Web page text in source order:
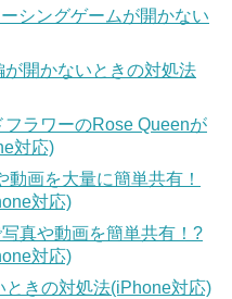
シングゲームが開かない
開かないときの対処法
ラワーのRose Queenが
対応)
画を大量に簡単共有！
対応)
真や動画を簡単共有！?
対応)
きの対処法(iPhone対応)